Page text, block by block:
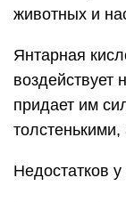
животных и
Янтарная
воздействует
придает им
Недостатков